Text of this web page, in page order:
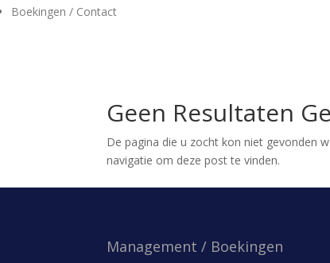
Boekingen / Contact
Geen Resultaten
De pagina die u zocht kon niet gevonden
navigatie om deze post te vinden.
Management / Boekingen